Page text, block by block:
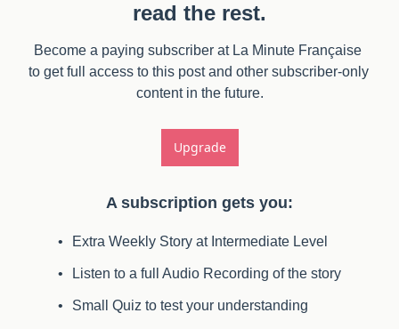
read the rest.
Become a paying subscriber at La Minute Française
to get full access to this post and other subscriber-only
content in the future.
Upgrade
A subscription gets you:
Extra Weekly Story at Intermediate Level
Listen to a full Audio Recording of the story
Small Quiz to test your understanding